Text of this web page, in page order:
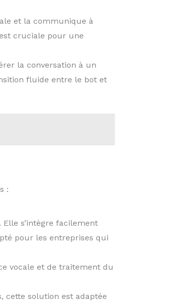
et la communique à
cruciale pour une
la conversation à un
fluide entre le bot et
:
s’intègre facilement
pour les entreprises qui
vocale et de traitement du
cette solution est adaptée